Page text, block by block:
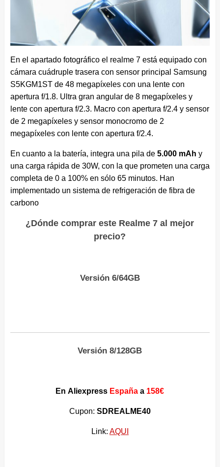
En el apartado fotográfico el realme 7 está equipado con
cámara cuádruple trasera con sensor principal Samsung
S5KGM1ST de 48 megapíxeles con una lente con
apertura f/1.8. Ultra gran angular de 8 megapíxeles y
lente con apertura f/2.3. Macro con apertura f/2.4 y sensor
de 2 megapíxeles y sensor monocromo de 2
megapíxeles con lente con apertura f/2.4.
En cuanto a la batería, integra una pila de 5.000 mAh y
una carga rápida de 30W, con la que prometen una carga
completa de 0 a 100% en sólo 65 minutos. Han
implementado un sistema de refrigeración de fibra de
carbono
¿Dónde comprar este Realme 7 al mejor
precio?
Versión 6/64GB
Versión 8/128GB
En Aliexpress España a 158€
Cupon: SDREALME40
Link: AQUI